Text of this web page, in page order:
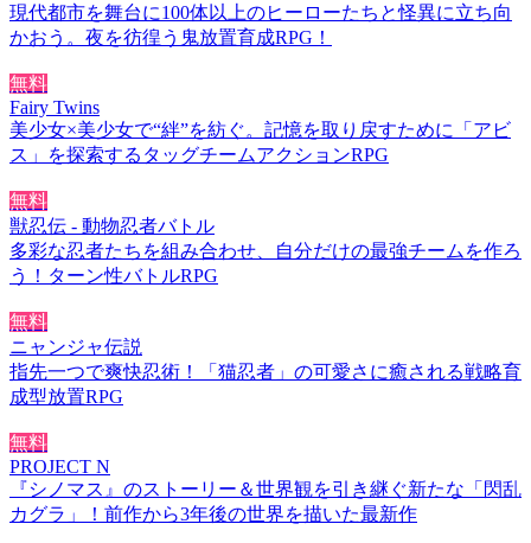
現代都市を舞台に100体以上のヒーローたちと怪異に立ち向
かおう。夜を彷徨う鬼放置育成RPG！
無料
Fairy Twins
美少女×美少女で“絆”を紡ぐ。記憶を取り戻すために「アビ
ス」を探索するタッグチームアクションRPG
無料
獣忍伝 - 動物忍者バトル
多彩な忍者たちを組み合わせ、自分だけの最強チームを作ろ
う！ターン性バトルRPG
無料
ニャンジャ伝説
指先一つで爽快忍術！「猫忍者」の可愛さに癒される戦略育
成型放置RPG
無料
PROJECT N
『シノマス』のストーリー＆世界観を引き継ぐ新たな「閃乱
カグラ」！前作から3年後の世界を描いた最新作